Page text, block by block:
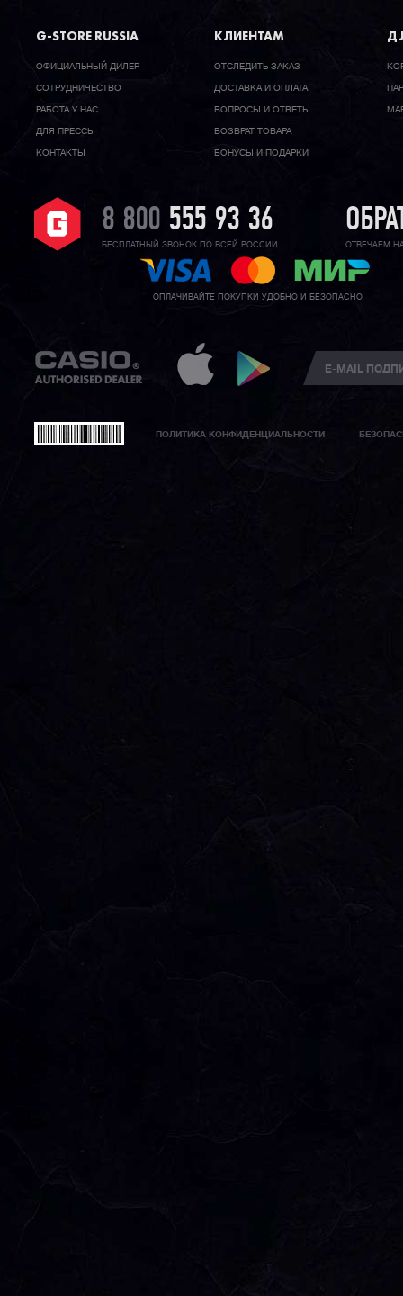
G-STORE RUSSIA
ОФИЦИАЛЬНЫЙ ДИЛЕР
CОТРУДНИЧЕСТВО
РАБОТА У НАС
ДЛЯ ПРЕССЫ
КОНТАКТЫ
КЛИЕНТАМ
ОТСЛЕДИТЬ ЗАКАЗ
ДОСТАВКА И ОПЛАТА
ВОПРОСЫ И ОТВЕТЫ
ВОЗВРАТ ТОВАРА
БОНУСЫ И ПОДАРКИ
8 800 555 93 36
БЕСПЛАТНЫЙ ЗВОНОК ПО ВСЕЙ РОССИИ ОТВЕЧАЕМ
ОПЛАЧИВАЙТЕ ПОКУПКИ УДОБНО И БЕЗОПАСНО
ПОЛИТИКА КОНФИДЕНЦИАЛЬНОСТИ